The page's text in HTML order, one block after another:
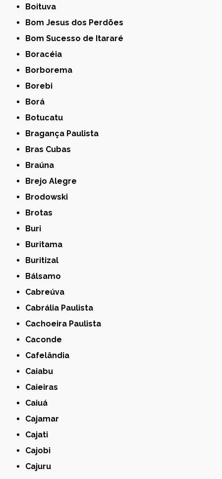
Boituva
Bom Jesus dos Perdões
Bom Sucesso de Itararé
Boracéia
Borborema
Borebi
Borá
Botucatu
Bragança Paulista
Bras Cubas
Braúna
Brejo Alegre
Brodowski
Brotas
Buri
Buritama
Buritizal
Bálsamo
Cabreúva
Cabrália Paulista
Cachoeira Paulista
Caconde
Cafelândia
Caiabu
Caieiras
Caiuá
Cajamar
Cajati
Cajobi
Cajuru